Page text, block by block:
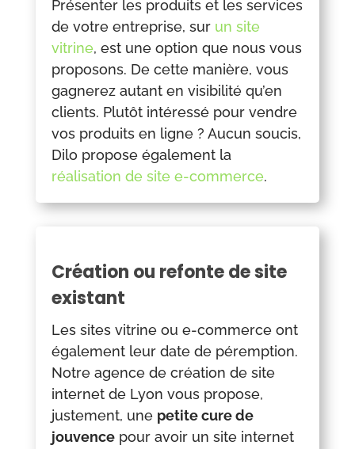
Présenter les produits et les services
de votre entreprise, sur un site
vitrine, est une option que nous vous
proposons. De cette manière, vous
gagnerez autant en visibilité qu’en
clients. Plutôt intéressé pour vendre
vos produits en ligne ? Aucun soucis,
Dilo propose également la
réalisation de site e-commerce.
Création ou refonte de site
existant
Les sites vitrine ou e-commerce ont
également leur date de péremption.
Notre agence de création de site
internet de Lyon vous propose,
justement, une petite cure de
jouvencepour avoir un site internet